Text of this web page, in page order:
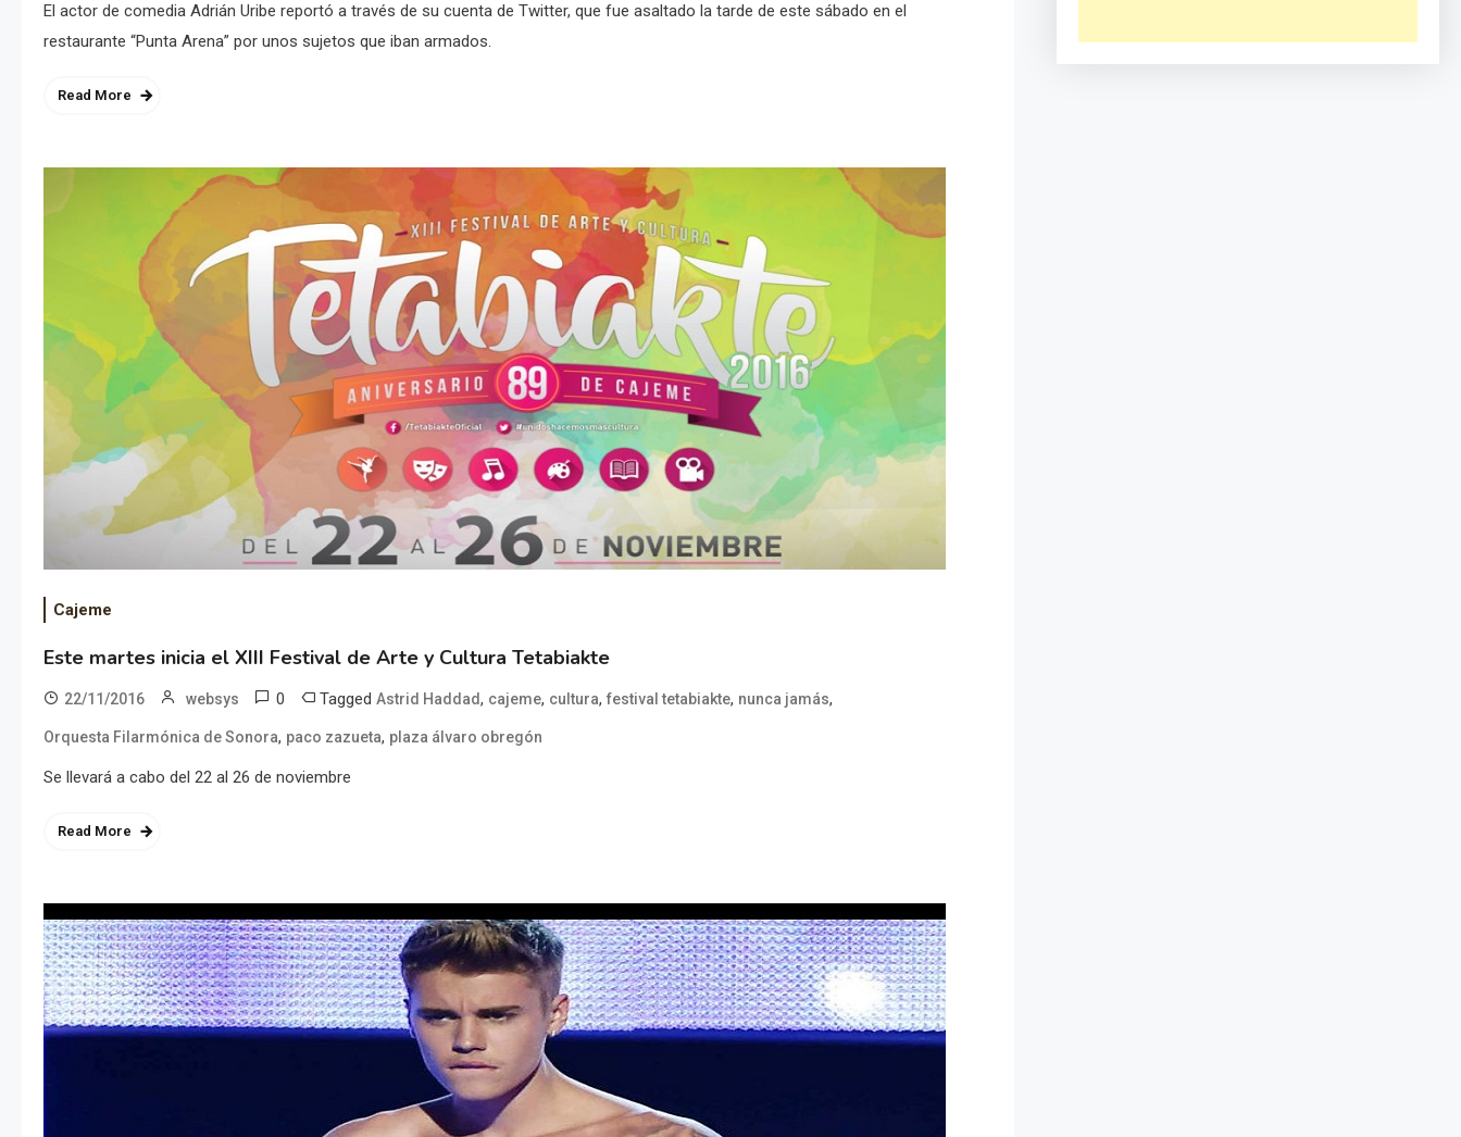
El actor de comedia Adrián Uribe reportó a través de su cuenta de Twitter, que fue asaltado la tarde de este sábado en el
restaurante “Punta Arena” por unos sujetos que iban armados.
Read More
Cajeme
Este martes inicia el XIII Festival de Arte y Cultura Tetabiakte
22/11/2016 websys 0 Tagged Astrid Haddad, cajeme, cultura, festival tetabiakte, nunca jamás,
Orquesta Filarmónica de Sonora, paco zazueta, plaza álvaro obregón
Se llevará a cabo del 22 al 26 de noviembre
Read More